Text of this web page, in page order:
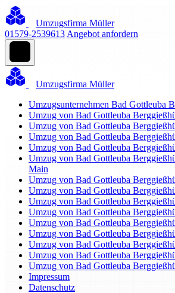
Umzugsfirma Müller
01579-2539613 Angebot anfordern
Umzugsfirma Müller
Umzugsunternehmen Bad Gottleuba
Umzug von Bad Gottleuba
Umzug von Bad Gottleuba
Umzug von Bad Gottleuba
Umzug von Bad Gottleuba
Umzug von Bad Gottleuba
Main
Umzug von Bad Gottleuba
Umzug von Bad Gottleuba
Umzug von Bad Gottleuba
Umzug von Bad Gottleuba
Umzug von Bad Gottleuba
Umzug von Bad Gottleuba
Umzug von Bad Gottleuba
Umzug von Bad Gottleuba
Umzug von Bad Gottleuba
Impressum
Datenschutz